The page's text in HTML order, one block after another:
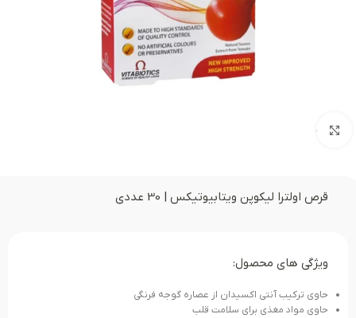
بزرگنمایی تصویر
قرص اولترا لیکوپن ویتابیوتیکس | 30 عددی
ویژگی های محصول:
حاوی ترکیب آنتی اکسیدان از عصاره گوجه فرنگی
حاوی مواد مغذی برای سلامت قلب